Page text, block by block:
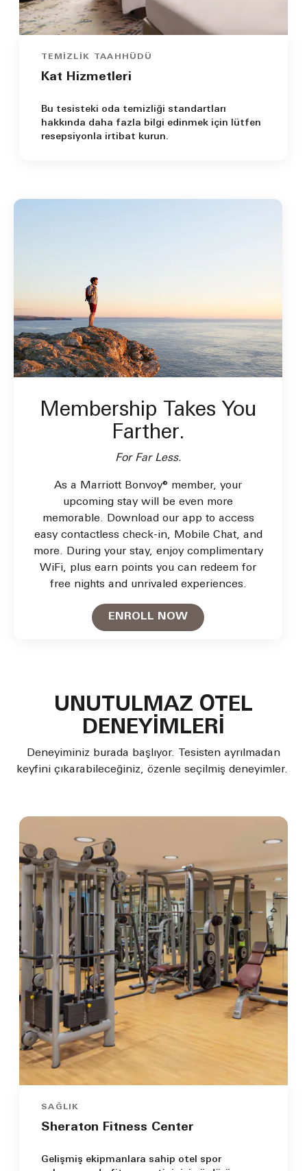
TEMIZLIK TAAHHÜDÜ
Kat Hizmetleri
Bu tesisteki oda temizliği standartları
hakkında daha fazla bilgi edinmek için lütfen
resepsiyonla irtibat kurun.
Membership Takes You
Farther.
For Far Less.
As a Marriott Bonvoy® member, your
upcoming stay will be even more
memorable. Download our app to access
easy contactless check-in, Mobile Chat, and
more. During your stay, enjoy complimentary
WiFi, plus earn points you can redeem for
free nights and unrivaled experiences.
ENROLL NOWOpen in New Tab
UNUTULMAZ OTEL
DENEYİMLERİ
Deneyiminiz burada başlıyor. Tesisten ayrılmadan
keyfini çıkarabileceğiniz, özenle seçilmiş deneyimler.
SAĞLIK
Sheraton Fitness Center
Gelişmiş ekipmanlara sahip otel spor